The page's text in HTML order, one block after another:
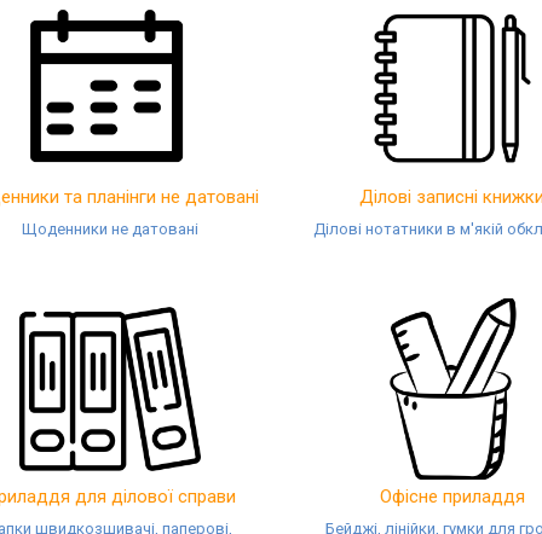
та планінги не датовані
Щоденники не датовані
Ділові записні
Ділові нотатники в м'якій
для ділової справи
швидкозшивачі, паперові,
Офісне приладдя
Бейджі, лінійки, гумки для